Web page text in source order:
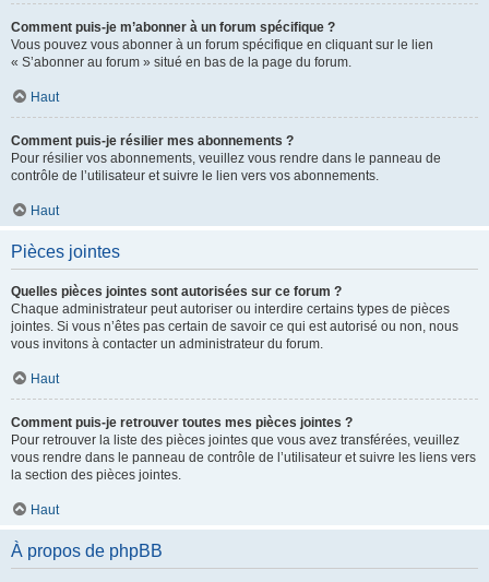
Comment puis-je m’abonner à un forum spécifique ?
Vous pouvez vous abonner à un forum spécifique en cliquant sur le lien
« S’abonner au forum » situé en bas de la page du forum.
Haut
Comment puis-je résilier mes abonnements ?
Pour résilier vos abonnements, veuillez vous rendre dans le panneau de
contrôle de l’utilisateur et suivre le lien vers vos abonnements.
Haut
Pièces jointes
Quelles pièces jointes sont autorisées sur ce forum ?
Chaque administrateur peut autoriser ou interdire certains types de pièces
jointes. Si vous n’êtes pas certain de savoir ce qui est autorisé ou non, nous
vous invitons à contacter un administrateur du forum.
Haut
Comment puis-je retrouver toutes mes pièces jointes ?
Pour retrouver la liste des pièces jointes que vous avez transférées, veuillez
vous rendre dans le panneau de contrôle de l’utilisateur et suivre les liens vers
la section des pièces jointes.
Haut
À propos de phpBB